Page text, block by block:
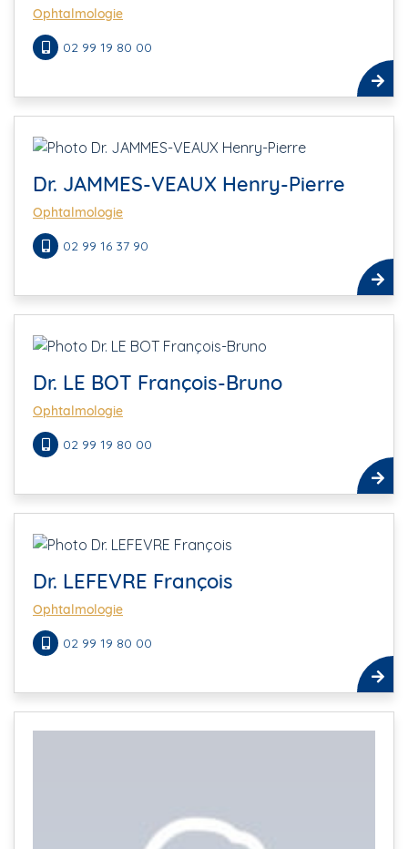
Ophtalmologie
02 99 19 80 00
Dr. JAMMES-VEAUX Henry-Pierre
Ophtalmologie
02 99 16 37 90
Dr. LE BOT François-Bruno
Ophtalmologie
02 99 19 80 00
Dr. LEFEVRE François
Ophtalmologie
02 99 19 80 00